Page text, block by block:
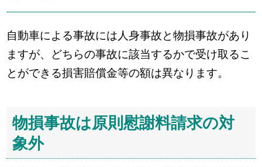
自動車による事故には人身事故と物損事故があり
ますが、どちらの事故に該当するかで受け取るこ
とができる損害賠償金等の額は異なります。
物損事故は原則慰謝料請求の対
象外